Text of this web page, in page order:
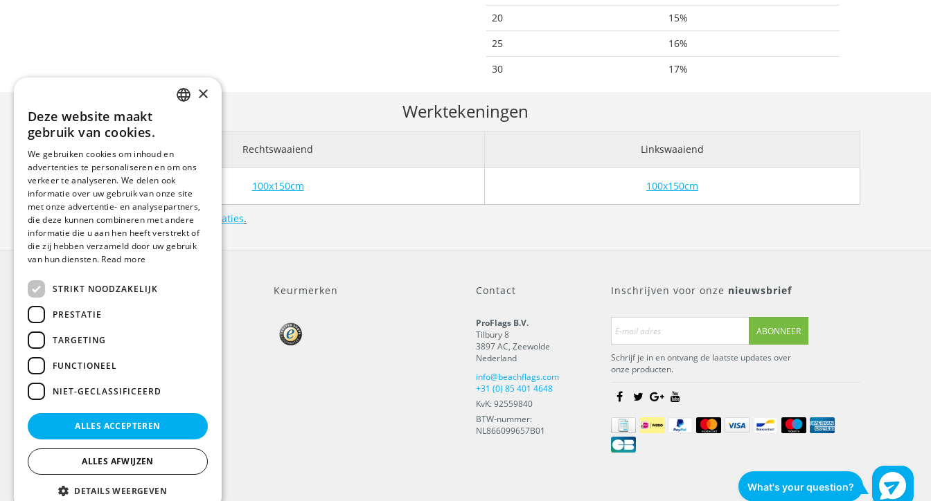
20
15%
25
16%
30
17%
Werktekeningen
Rechtswaaiend Linkswaaiend
100x150cm 100x150cm
Bekijk hier onze aanleverspecificaties.
Algemeen
Klantenservice
Privacy Policy
Disclaimer
BTW
Informatie
Sitemap
Keurmerken Contact
ProFlags B.V.
Tilbury 8
3897 AC, Zeewolde
Nederland
info@beachflags.com
+31 (0) 85 401 4648
KvK: 92559840
BTW-nummer:
NL866099657B01
Inschrijven voor onze nieuwsbrief
ABONNEER
Schrijf je in en ontvang de laatste updates over
onze producten.
GERMAN
FRENCH
×
Deze website maakt
gebruik van cookies.
We gebruiken cookies om inhoud en
advertenties te personaliseren en om ons
verkeer te analyseren. We delen ook
informatie over uw gebruik van onze site
met onze advertentie- en analysepartners,
die deze kunnen combineren met andere
informatie die u aan hen heeft verstrekt of
die zij hebben verzameld door uw gebruik
van hun diensten. Read more
STRIKT NOODZAKELIJK
PRESTATIE
TARGETING
FUNCTIONEEL
NIET-GECLASSIFICEERD
ALLES ACCEPTEREN
ALLES AFWIJZEN
DETAILS WEERGEVEN